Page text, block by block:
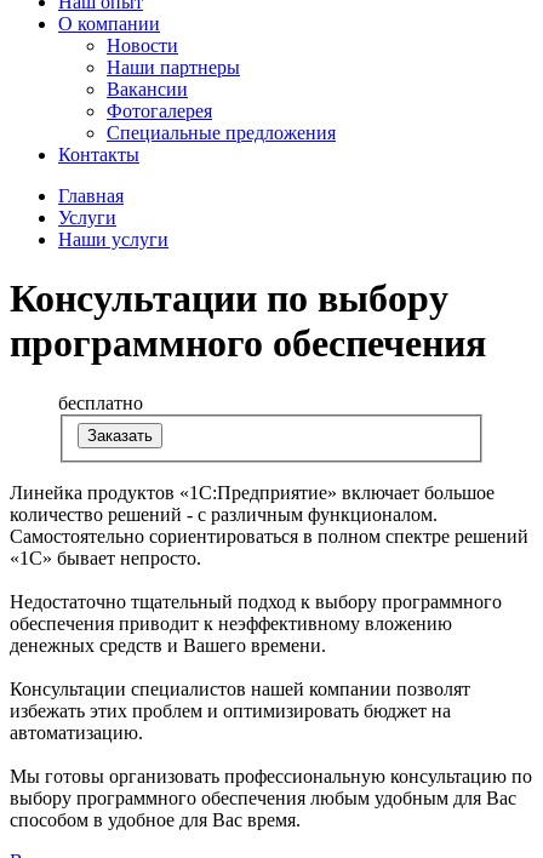
О компании
Новости
Наши партнеры
Вакансии
Фотогалерея
Специальные предложения
Контакты
Главная
Услуги
Наши услуги
Консультации по выбору
программного обеспечения
бесплатно
Заказать
Линейка продуктов «1С:Предприятие» включает большое
количество решений - с различным функционалом.
Самостоятельно сориентироваться в полном спектре решений
«1С» бывает непросто.
Недостаточно тщательный подход к выбору программного
обеспечения приводит к неэффективному вложению
денежных средств и Вашего времени.
Консультации специалистов нашей компании позволят
избежать этих проблем и оптимизировать бюджет на
автоматизацию.
Мы готовы организовать профессиональную консультацию по
выбору программного обеспечения любым удобным для Вас
способом в удобное для Вас время.